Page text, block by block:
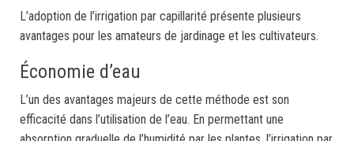
L’adoption de l’irrigation par capillarité présente plusieurs
avantages pour les amateurs de jardinage et les cultivateurs.
Économie d’eau
L’un des avantages majeurs de cette méthode est son
efficacité dans l’utilisation de l’eau. En permettant une